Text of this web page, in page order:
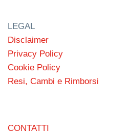
LEGAL
Disclaimer
Privacy Policy
Cookie Policy
Resi, Cambi e Rimborsi
CONTATTI